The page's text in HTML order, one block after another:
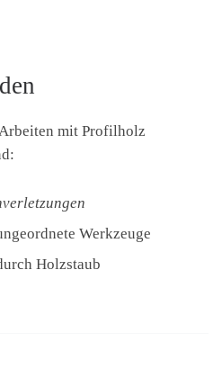
mit Profilholz
Werkzeuge
Holzstaub